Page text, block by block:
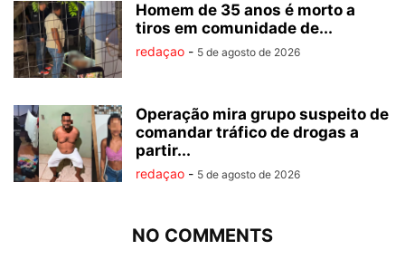
Homem de 35 anos é morto a
tiros em comunidade de...
redaçao - 5 de agosto de 2026
Operação mira grupo suspeito de
comandar tráfico de drogas a
partir...
redaçao - 5 de agosto de 2026
NO COMMENTS